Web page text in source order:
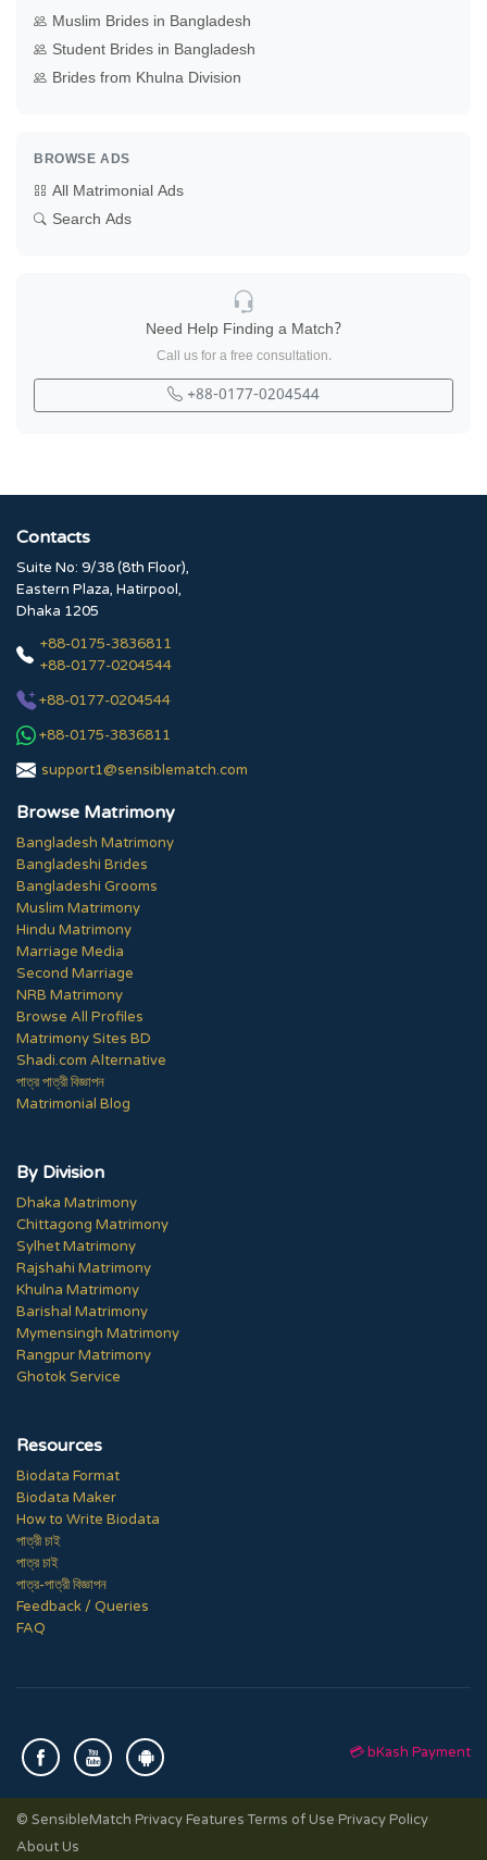
Muslim Brides in Bangladesh
Student Brides in Bangladesh
Brides from Khulna Division
BROWSE ADS
All Matrimonial Ads
Search Ads
Need Help Finding a Match?
Call us for a free consultation.
+88-0177-0204544
Contacts
Suite No: 9/38 (8th Floor),
Eastern Plaza, Hatirpool,
Dhaka 1205
+88-0175-3836811
+88-0177-0204544
+88-0177-0204544
+88-0175-3836811
support1@sensiblematch.com
Browse Matrimony
Bangladesh Matrimony
Bangladeshi Brides
Bangladeshi Grooms
Muslim Matrimony
Hindu Matrimony
Marriage Media
Second Marriage
NRB Matrimony
Browse All Profiles
Matrimony Sites BD
Shadi.com Alternative
পাত্র পাত্রী বিজ্ঞাপন
Matrimonial Blog
By Division
Dhaka Matrimony
Chittagong Matrimony
Sylhet Matrimony
Rajshahi Matrimony
Khulna Matrimony
Barishal Matrimony
Mymensingh Matrimony
Rangpur Matrimony
Ghotok Service
Resources
Biodata Format
Biodata Maker
How to Write Biodata
পাত্রী চাই
পাত্র চাই
পাত্র-পাত্রী বিজ্ঞাপন
Feedback / Queries
FAQ
💳 bKash Payment
© SensibleMatch·Privacy Features·Terms of Use·Privacy Policy·
About Us